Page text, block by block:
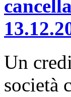
Un
società